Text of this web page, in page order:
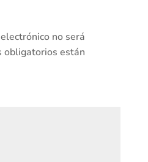
no será
obligatorios están